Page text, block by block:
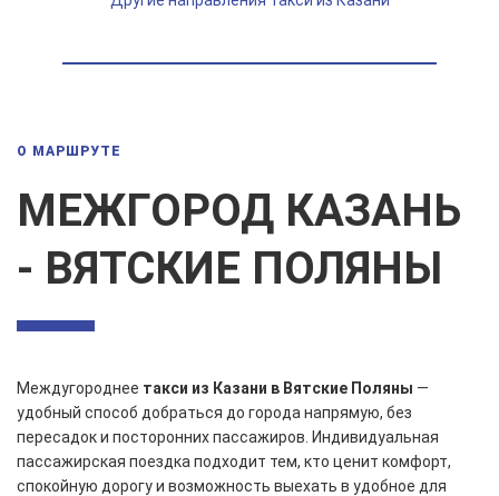
О МАРШРУТЕ
МЕЖГОРОД КАЗАНЬ
- ВЯТСКИЕ ПОЛЯНЫ
Междугороднее такси из Казани в Вятские Поляны —
удобный способ добраться до города напрямую, без
пересадок и посторонних пассажиров. Индивидуальная
пассажирская поездка подходит тем, кто ценит комфорт,
спокойную дорогу и возможность выехать в удобное для